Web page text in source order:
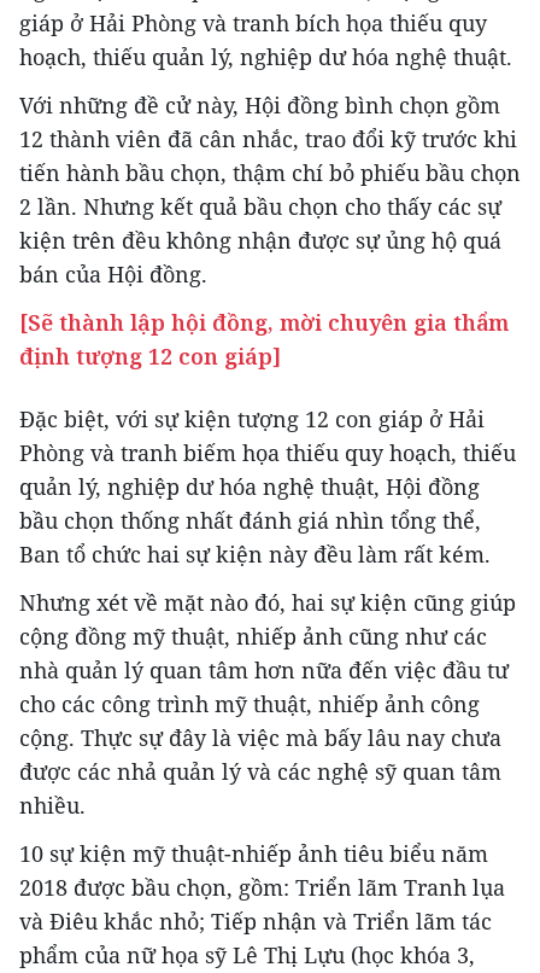
giáp ở Hải Phòng và tranh bích họa thiếu quy
hoạch, thiếu quản lý, nghiệp dư hóa nghệ thuật.
Với những đề cử này, Hội đồng bình chọn gồm
12 thành viên đã cân nhắc, trao đổi kỹ trước khi
tiến hành bầu chọn, thậm chí bỏ phiếu bầu chọn
2 lần. Nhưng kết quả bầu chọn cho thấy các sự
kiện trên đều không nhận được sự ủng hộ quá
bán của Hội đồng.
[Sẽ thành lập hội đồng, mời chuyên gia thẩm
định tượng 12 con giáp]
Đặc biệt, với sự kiện tượng 12 con giáp ở Hải
Phòng và tranh biếm họa thiếu quy hoạch, thiếu
quản lý, nghiệp dư hóa nghệ thuật, Hội đồng
bầu chọn thống nhất đánh giá nhìn tổng thể,
Ban tổ chức hai sự kiện này đều làm rất kém.
Nhưng xét về mặt nào đó, hai sự kiện cũng giúp
cộng đồng mỹ thuật, nhiếp ảnh cũng như các
nhà quản lý quan tâm hơn nữa đến việc đầu tư
cho các công trình mỹ thuật, nhiếp ảnh công
cộng. Thực sự đây là việc mà bấy lâu nay chưa
được các nhả quản lý và các nghệ sỹ quan tâm
nhiều.
10 sự kiện mỹ thuật-nhiếp ảnh tiêu biểu năm
2018 được bầu chọn, gồm: Triển lãm Tranh lụa
và Điêu khắc nhỏ; Tiếp nhận và Triển lãm tác
phẩm của nữ họa sỹ Lê Thị Lựu (học khóa 3,